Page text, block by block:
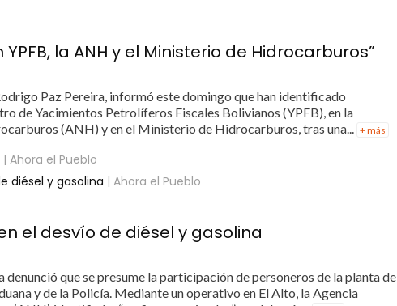
la ANH y el Ministerio de Hidrocarburos”
Paz Pereira, informó este domingo que han identificado
de Yacimientos Petrolíferos Fiscales Bolivianos (YPFB), en la
(ANH) y en el Ministerio de Hidrocarburos, tras una...
+ más
| Ahora el Pueblo
diésel y gasolina | Ahora el Pueblo
el desvío de diésel y gasolina
que se presume la participación de personeros de la planta de
y de la Policía. Mediante un operativo en El Alto, la Agencia